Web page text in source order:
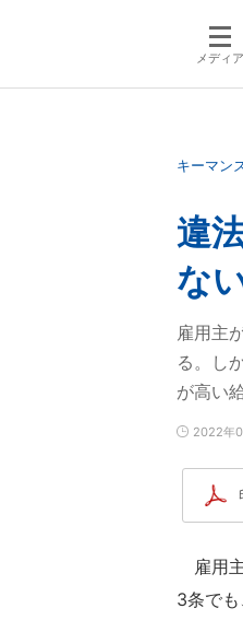
メディア
キーマン
違
な
雇用主
る。し
が高い
2022年
雇用
3条で